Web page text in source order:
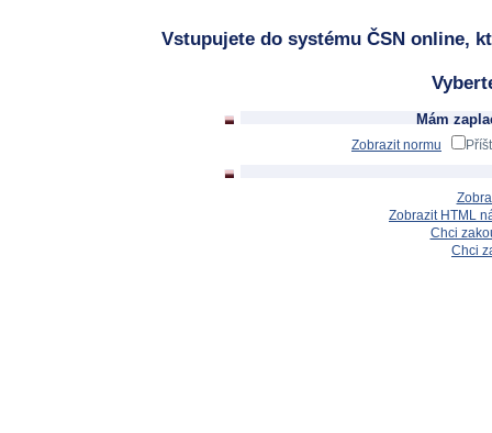
Vstupujete do systému ČSN online,
Mám
Zobrazit normu
Zobrazit HTML
Chci
Chci